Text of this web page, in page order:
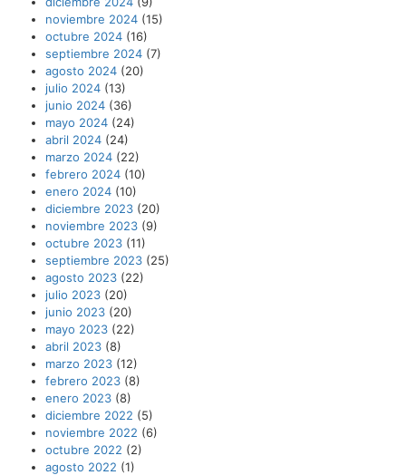
noviembre 2024 (15)
octubre 2024 (16)
septiembre 2024 (7)
agosto 2024 (20)
julio 2024 (13)
junio 2024 (36)
mayo 2024 (24)
abril 2024 (24)
marzo 2024 (22)
febrero 2024 (10)
enero 2024 (10)
diciembre 2023 (20)
noviembre 2023 (9)
octubre 2023 (11)
septiembre 2023 (25)
agosto 2023 (22)
julio 2023 (20)
junio 2023 (20)
mayo 2023 (22)
abril 2023 (8)
marzo 2023 (12)
febrero 2023 (8)
enero 2023 (8)
diciembre 2022 (5)
noviembre 2022 (6)
octubre 2022 (2)
agosto 2022 (1)